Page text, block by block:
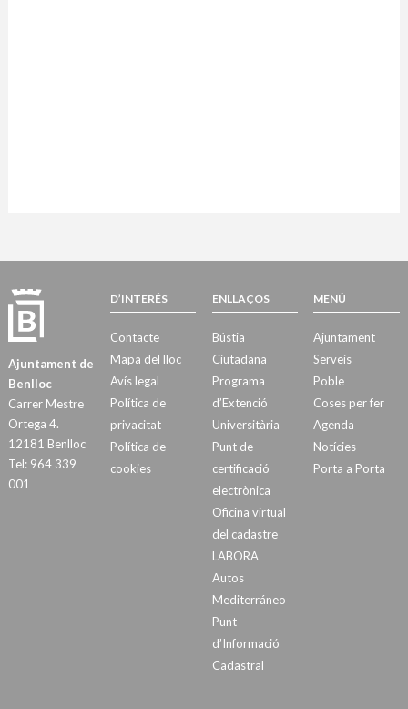
Ajuntament de
Benlloc
Carrer Mestre
Ortega 4.
12181 Benlloc
Tel: 964 339
001
D’INTERÉS
Contacte
Mapa del lloc
Avís legal
Política de
privacitat
Política de
cookies
ENLLAÇOS
Bústia
Ciutadana
Programa
d’Extenció
Universitària
Punt de
certificació
electrònica
Oficina virtual
del cadastre
LABORA
Autos
Mediterráneo
Punt
d’Informació
Cadastral
MENÚ
Ajuntament
Serveis
Poble
Coses per fer
Agenda
Notícies
Porta a Porta